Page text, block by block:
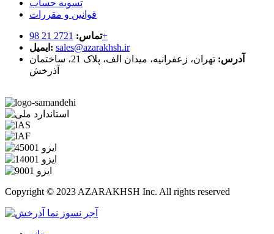
تسویه حساب
قوانین و مقررات
تماس:2721 21 98+
ایمیل: sales@azarakhsh.ir
آدرس:
تهران، زعفرانیه، میدان الف، پلاک 21، ساختمان
آذرخش
Copyright © 2023 AZARAKHSH Inc. All rights reserved